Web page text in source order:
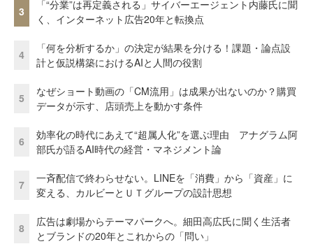
3
「“分業”は再定義される」サイバーエージェント内藤氏に聞
く、インターネット広告20年と転換点
4
「何を分析するか」の決定が結果を分ける！課題・論点設
計と仮説構築におけるAIと人間の役割
5
なぜショート動画の「CM流用」は成果が出ないのか？購買
データが示す、店頭売上を動かす条件
6
効率化の時代にあえて“超属人化”を選ぶ理由 アナグラム阿
部氏が語るAI時代の経営・マネジメント論
7
一斉配信で終わらせない。LINEを「消費」から「資産」に
変える、カルビーとＵＴグループの設計思想
8
広告は劇場からテーマパークへ。細田高広氏に聞く生活者
とブランドの20年とこれからの「問い」